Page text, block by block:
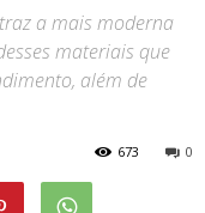
a mais moderna
materiais que
além de
0
673